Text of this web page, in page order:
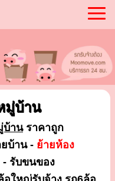
มู่บ้าน
บ้านราคาถูก
บ้าน - ย้ายห้อง
รับขนของ